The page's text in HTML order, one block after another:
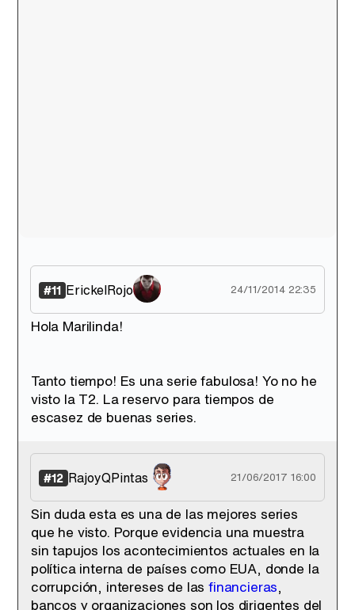
#11 ErickelRojo 24/11/2014 22:35
Hola Marilinda!
Tanto tiempo! Es una serie fabulosa! Yo no he
visto la T2. La reservo para tiempos de
escasez de buenas series.
#12 RajoyQPintas 21/06/2017 16:00
Sin duda esta es una de las mejores series
que he visto. Porque evidencia una muestra
sin tapujos los acontecimientos actuales en la
política interna de países como EUA, donde la
corrupción, intereses de lasfinancieras,
bancos y organizaciones son los dirigentes del